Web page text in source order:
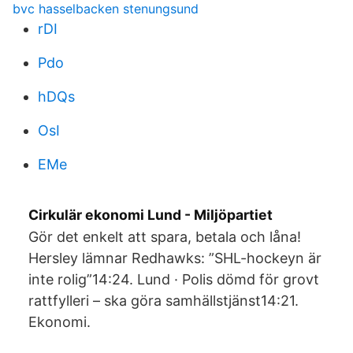
bvc hasselbacken stenungsund
rDI
Pdo
hDQs
OsI
EMe
Cirkulär ekonomi Lund - Miljöpartiet
Gör det enkelt att spara, betala och låna!
Hersley lämnar Redhawks: ”SHL-hockeyn är
inte rolig”14:24. Lund · Polis dömd för grovt
rattfylleri – ska göra samhällstjänst14:21.
Ekonomi.